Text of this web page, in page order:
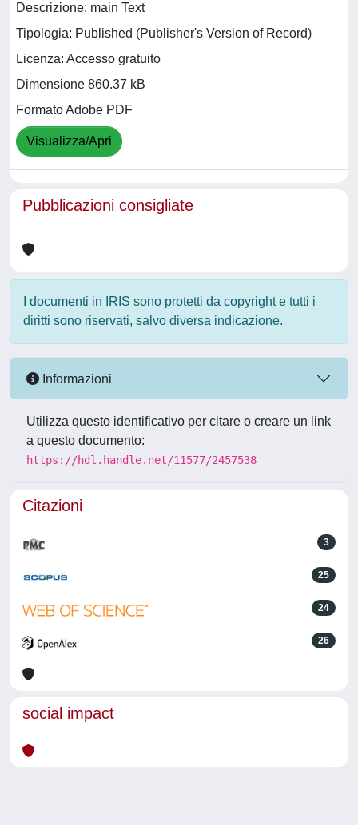
Descrizione: main Text
Tipologia: Published (Publisher's Version of Record)
Licenza: Accesso gratuito
Dimensione 860.37 kB
Formato Adobe PDF
Visualizza/Apri
Pubblicazioni consigliate
I documenti in IRIS sono protetti da copyright e tutti i
diritti sono riservati, salvo diversa indicazione.
Informazioni
Utilizza questo identificativo per citare o creare un link
a questo documento:
https://hdl.handle.net/11577/2457538
Citazioni
3
25
24
26
social impact